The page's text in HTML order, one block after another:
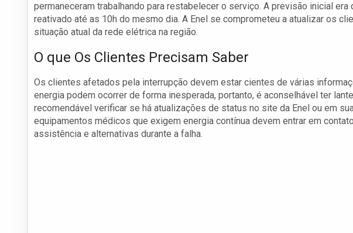
permaneceram trabalhando para restabelecer o serviço. A previsão inicial
reativado até as 10h do mesmo dia. A Enel se comprometeu a atualizar os
situação atual da rede elétrica na região.
O que Os Clientes Precisam Saber
Os clientes afetados pela interrupção devem estar cientes de várias
energia podem ocorrer de forma inesperada, portanto, é aconselhável ter
recomendável verificar se há atualizações de status no site da Enel ou em
equipamentos médicos que exigem energia contínua devem entrar em
assistência e alternativas durante a falha.